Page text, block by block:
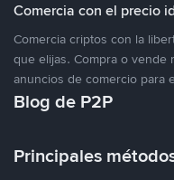
Comercia con el precio
Comercia criptos con la
que elijas. Compra o vende
anuncios de comercio para
Blog de P2P
Principales